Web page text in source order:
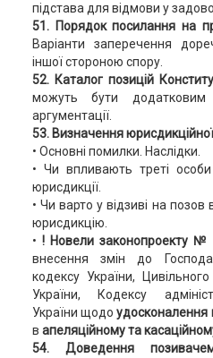
підстава для відмови у
51. Порядок посилання на
Варіанти заперечення
іншої стороною спору.
52. Каталог позицій
можуть бути додатковим
аргументації.
53. Визначення юрисдикційної
• Основні помилки. Наслідки.
• Чи впливають треті
юрисдикції.
• Чи варто у відзиві на
юрисдикцію.
•! Новели законопроекту №
внесення змін до
кодексу України,
України, Кодексу
України щодо удосконалення
в апеляційному та
54. Доведення